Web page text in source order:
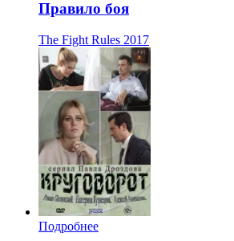
Правило боя
The Fight Rules 2017
Подробнее